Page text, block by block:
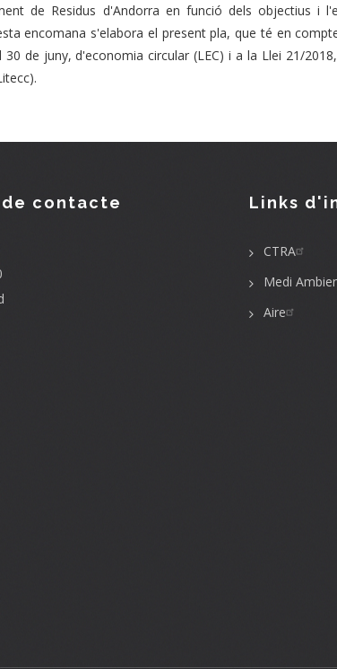
de Residus d'Andorra en funció dels objectius i
encomana s'elabora el present pla, que té en
30 de juny, d'economia circular (LEC) i a la Llei 21/
contacte Links
CTRA
Medi
Aire